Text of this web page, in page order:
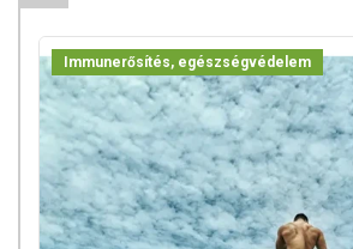
Immunerősítés, egészségvédelem